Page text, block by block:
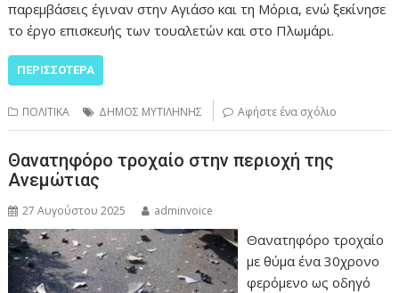
παρεμβάσεις έγιναν στην Αγιάσο και τη Μόρια, ενώ ξεκίνησε
το έργο επισκευής των τουαλετών και στο Πλωμάρι.
ΠΕΡΙΣΣΌΤΕΡΑ
ΠΟΛΙΤΙΚΑ ΔΗΜΟΣ ΜΥΤΙΛΗΝΗΣ Αφήστε ένα σχόλιο
Θανατηφόρο τροχαίο στην περιοχή της
Ανεμώτιας
27 Αυγούστου 2025 adminvoice
Θανατηφόρο τροχαίο
με θύμα ένα 30χρονο
φερόμενο ως οδηγό